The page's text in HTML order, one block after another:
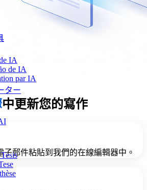
IA
de IA
par IA
ター
中更新您的寫作
郵件粘貼到我們的在線編輯器中。